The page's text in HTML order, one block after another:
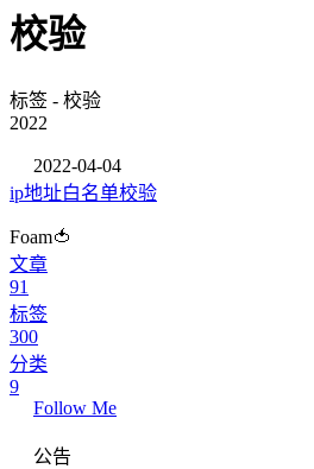
校验
标签 - 校验
2022
2022-04-04
ip地址白名单校验
Foam🍅
文章
91
标签
300
分类
9
Follow Me
公告